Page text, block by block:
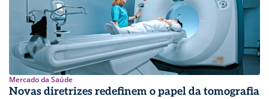
Mercado da Saúde
Novas diretrizes redefinem o papel da tomografia